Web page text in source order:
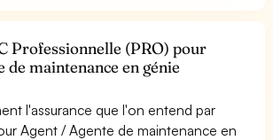
Professionnelle (PRO) pour
de maintenance en génie
l'assurance que l'on entend par
Agent / Agente de maintenance en